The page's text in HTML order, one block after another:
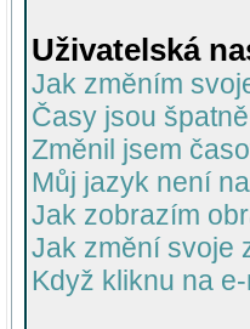
Uživatelská
Jak změním
Časy jsou
Změnil jsem
Můj jazyk není
Jak zobrazím
Jak změní svoje
Když kliknu na